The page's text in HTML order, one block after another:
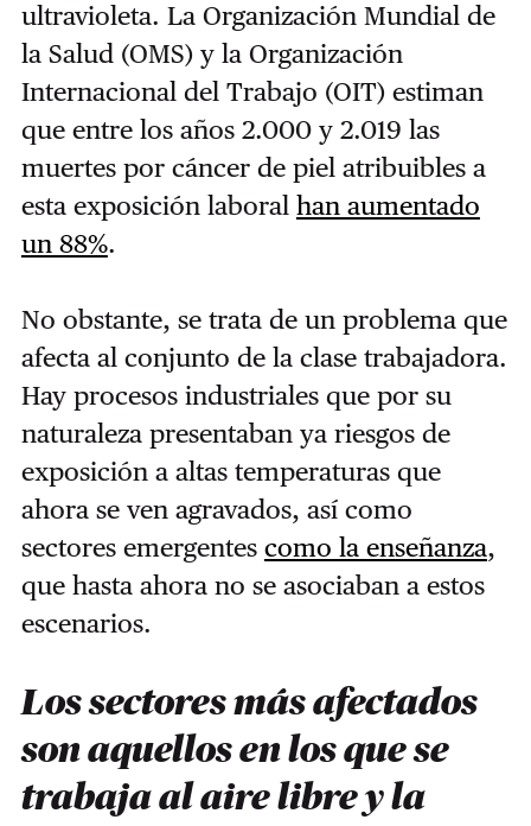
ultravioleta. La Organización Mundial de
la Salud (OMS) y la Organización
Internacional del Trabajo (OIT) estiman
que entre los años 2.000 y 2.019 las
muertes por cáncer de piel atribuibles a
esta exposición laboral han aumentado
un 88%.
No obstante, se trata de un problema que
afecta al conjunto de la clase trabajadora.
Hay procesos industriales que por su
naturaleza presentaban ya riesgos de
exposición a altas temperaturas que
ahora se ven agravados, así como
sectores emergentes como la enseñanza,
que hasta ahora no se asociaban a estos
escenarios.
Los sectores más afectados
son aquellos en los que se
trabaja al aire libre y la